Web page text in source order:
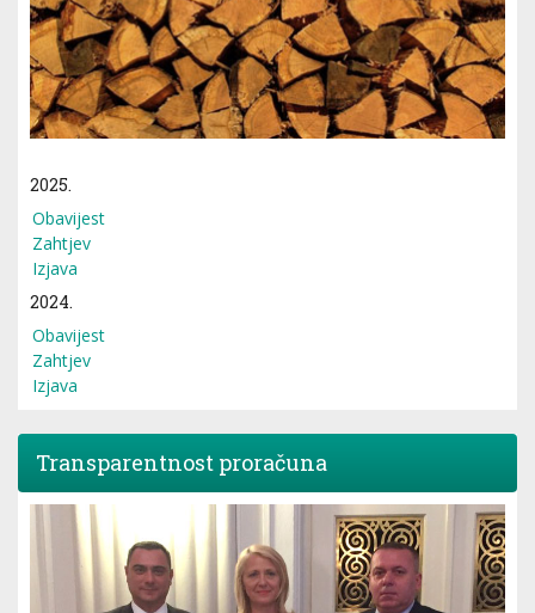
2025.
Obavijest
Zahtjev
Izjava
2024.
Obavijest
Zahtjev
Izjava
Transparentnost proračuna